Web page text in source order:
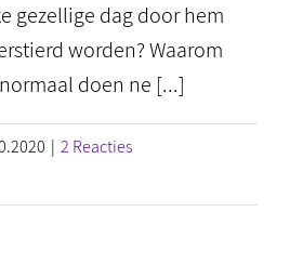
gezellige dag door hem
worden? Waarom
doen ne [...]
| 2 Reacties